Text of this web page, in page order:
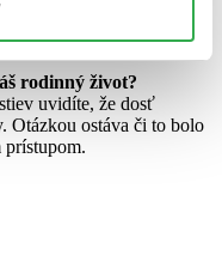
Moskvu, Batumi, Kyjev aj
rodinný život?
uvidíte, že dosť
Otázkou ostáva či to bolo
prístupom.